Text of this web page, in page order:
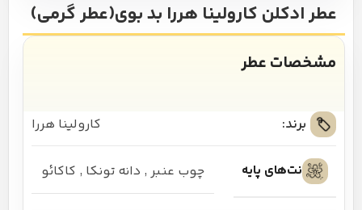
عطر ادکلن کارولینا هررا بد بوی(عطر گرمی)
مشخصات عطر
برند: کارولینا هررا
نت‌های پایه چوب عنبر , دانه تونکا , کاکائو